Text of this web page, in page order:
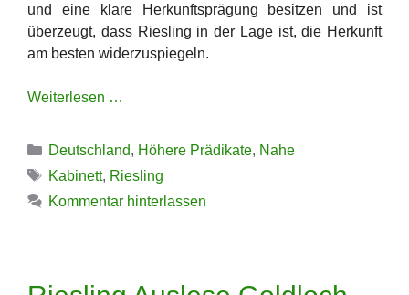
und eine klare Herkunftsprägung besitzen und ist
überzeugt, dass Riesling in der Lage ist, die Herkunft
am besten widerzuspiegeln.
Weiterlesen …
Kategorien
Deutschland, Höhere Prädikate, Nahe
Schlagwörter
Kabinett, Riesling
Kommentar hinterlassen